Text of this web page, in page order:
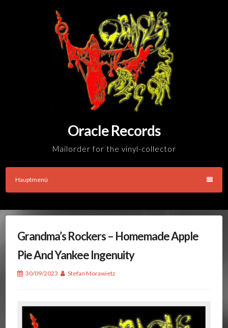
Oracle Records
Mailorder for the vinyl-collector
Hauptmenü
Grandma’s Rockers – Homemade Apple
Pie And Yankee Ingenuity
30/09/2023 Stefan Morawietz